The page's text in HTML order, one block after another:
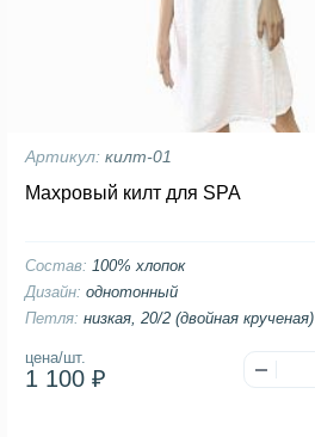
Артикул: килт-01
Махровый килт для SPA
цена/шт.
1 100 ₽
Состав: 100% хлопок
Дизайн: однотонный
Петля: низкая, 20/2 (двойная крученая)